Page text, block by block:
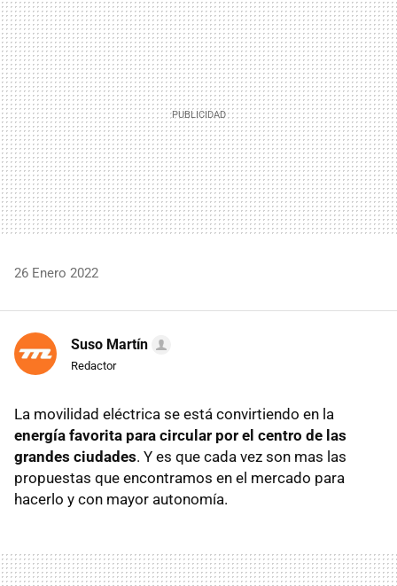
MAIL
26 Enero 2022
Suso Martín
Redactor
La movilidad eléctrica se está convirtiendo en la
energía favorita para circular por el centro de las
grandes ciudades. Y es que cada vez son mas las
propuestas que encontramos en el mercado para
hacerlo y con mayor autonomía.